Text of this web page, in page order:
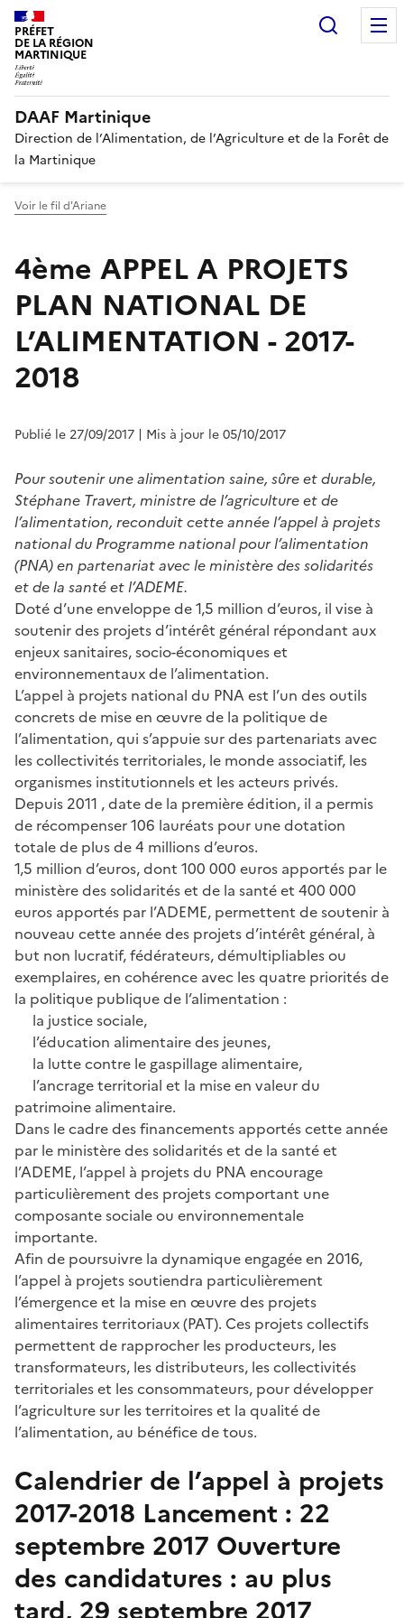
PRÉFET
DE LA RÉGION
MARTINIQUE
DAAF Martinique
Direction de l’Alimentation, de l’Agriculture et de la Forêt de
la Martinique
Voir le fil d'Ariane
4ème APPEL A PROJETS
PLAN NATIONAL DE
L’ALIMENTATION - 2017-
2018
Publié le 27/09/2017 | Mis à jour le 05/10/2017
Pour soutenir une alimentation saine, sûre et durable,
Stéphane Travert, ministre de l’agriculture et de
l’alimentation, reconduit cette année l’appel à projets
national du Programme national pour l’alimentation
(PNA) en partenariat avec le ministère des solidarités
et de la santé et l’ADEME.
Doté d’une enveloppe de 1,5 million d’euros, il vise à
soutenir des projets d’intérêt général répondant aux
enjeux sanitaires, socio-économiques et
environnementaux de l’alimentation.
L’appel à projets national du PNA est l’un des outils
concrets de mise en œuvre de la politique de
l’alimentation, qui s’appuie sur des partenariats avec
les collectivités territoriales, le monde associatif, les
organismes institutionnels et les acteurs privés.
Depuis 2011 , date de la première édition, il a permis
de récompenser 106 lauréats pour une dotation
totale de plus de 4 millions d’euros.
1,5 million d’euros, dont 100 000 euros apportés par le
ministère des solidarités et de la santé et 400 000
euros apportés par l’ADEME, permettent de soutenir à
nouveau cette année des projets d’intérêt général, à
but non lucratif, fédérateurs, démultipliables ou
exemplaires, en cohérence avec les quatre priorités de
la politique publique de l’alimentation :
la justice sociale,
l’éducation alimentaire des jeunes,
la lutte contre le gaspillage alimentaire,
l’ancrage territorial et la mise en valeur du
patrimoine alimentaire.
Dans le cadre des financements apportés cette année
par le ministère des solidarités et de la santé et
l’ADEME, l’appel à projets du PNA encourage
particulièrement des projets comportant une
composante sociale ou environnementale
importante.
Afin de poursuivre la dynamique engagée en 2016,
l’appel à projets soutiendra particulièrement
l’émergence et la mise en œuvre des projets
alimentaires territoriaux (PAT). Ces projets collectifs
permettent de rapprocher les producteurs, les
transformateurs, les distributeurs, les collectivités
territoriales et les consommateurs, pour développer
l’agriculture sur les territoires et la qualité de
l’alimentation, au bénéfice de tous.
Calendrier de l’appel à projets
2017-2018 Lancement : 22
septembre 2017 Ouverture
des candidatures : au plus
tard, 29 septembre 2017